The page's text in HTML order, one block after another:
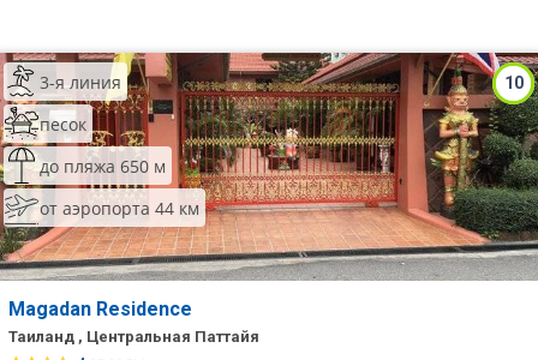
10
3-я линия
песок
до пляжа 650 м
от аэропорта 44 км
Magadan Residence
Таиланд , Центральная Паттайя